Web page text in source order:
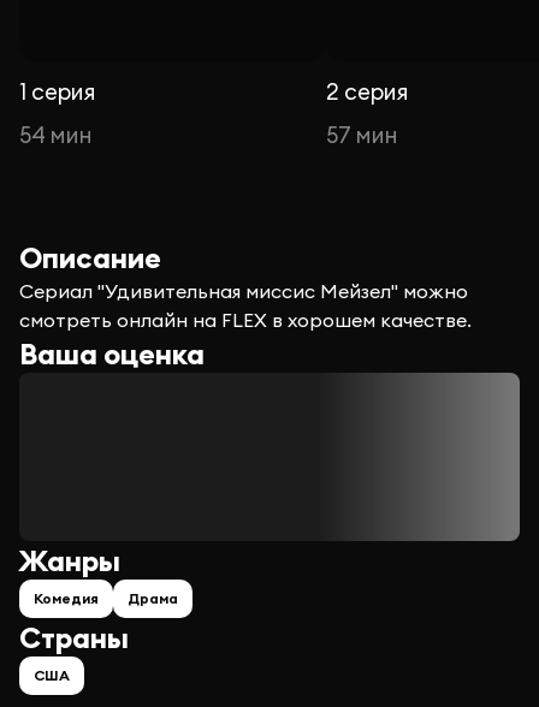
1 серия
54 мин
2 серия
57 мин
Описание
Сериал "Удивительная миссис Мейзел" можно
смотреть онлайн на FLEX в хорошем качестве.
Ваша оценка
Страны
США
Жанры
Комедия Драма